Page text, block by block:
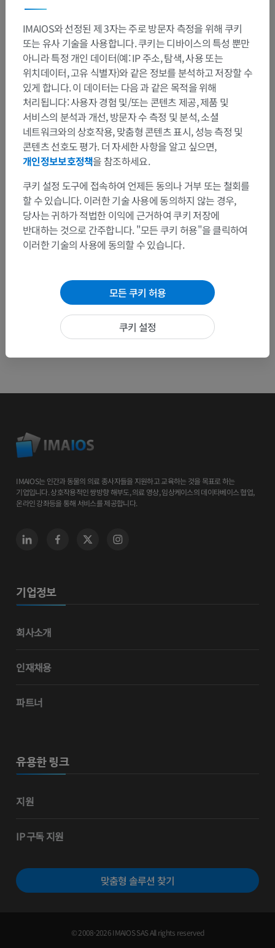
동물 비교 해부학
번역
문제를 발견하셨나요?
수정이나, 번역 또는 콘텐츠 개선에 제안이 있으면 언제든
문제 보고
앱 다운로드
IMAIOS는 인간과 동물의 의료 종사자들을 지원하고 교육하는 것을 목표로 하는
기업입니다. 상호작용적인 쌍방향 해부도, 의료 영상, 임상케이스의 데이타베이스 협업,
온라인 강좌등을 통해 서비스를 제공합니다.
기업정보
회사소개
인재채용
파트너
유용한 링크
지원
IP 구독 지원
맞춤형 솔루션 찾기
© 2008-2026 IMAIOS SAS All rights reserved
IMAIOS와 선정된 제 3자는 주로 방문자 측정을 위해 쿠키
또는 유사 기술을 사용합니다. 쿠키는 디바이스의 특성 뿐만
아니라 특정 개인 데이터(예: IP 주소, 탐색, 사용 또는
위치데이터, 고유 식별자)와 같은 정보를 분석하고 저장할 수
있게 합니다. 이 데이터는 다음 과 같은 목적을 위해
처리됩니다: 사용자 경험 및/또는 콘텐츠 제공, 제품 및
서비스의 분석과 개선, 방문자 수 측정 및 분석, 소셜
네트워크와의 상호작용, 맞춤형 콘텐츠 표시, 성능 측정 및
콘텐츠 선호도 평가. 더 자세한 사항을 알고 싶으면,
개인정보보호정책을 참조하세요.
쿠키 설정 도구에 접속하여 언제든 동의나 거부 또는 철회를
할 수 있습니다. 이러한 기술 사용에 동의하지 않는 경우,
당사는 귀하가 적법한 이익에 근거하여 쿠키 저장에
반대하는 것으로 간주합니다. "모든 쿠키 허용"을 클릭하여
이러한 기술의 사용에 동의할 수 있습니다.
모든 쿠키 허용
쿠키 설정